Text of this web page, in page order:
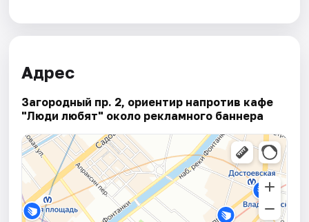
Адрес
Загородный пр. 2, ориентир напротив кафе
"Люди любят" около рекламного баннера